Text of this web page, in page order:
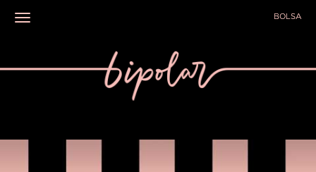
Toggle navigation BOLSA